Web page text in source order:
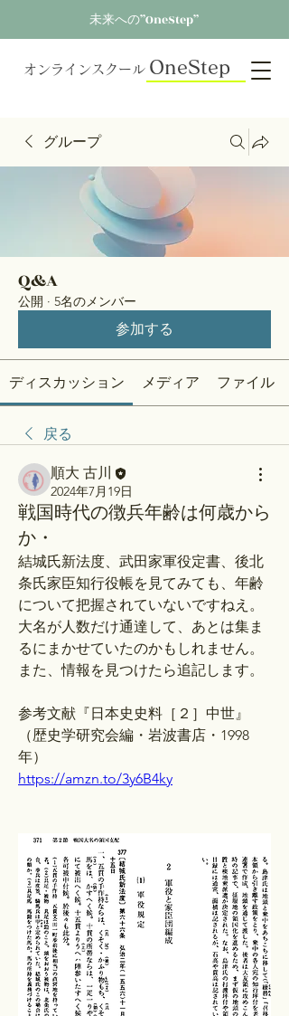
未来への”OneStep”
オンラインスクール OneStep
グループ
Q&A
公開 · 5名のメンバー
参加する
ディスカッション メディア ファイル
戻る
順大 古川
2024年7月19日
戦国時代の徴兵年齢は何歳から
か・
結城氏新法度、武田家軍役定書、後北
条氏家臣知行役帳を見てみても、年齢
について把握されていないですねえ。
大名が人数だけ通達して、あとは集ま
るにまかせていたのかもしれません。
また、情報を見つけたら追記します。
参考文献『日本史史料［２］中世』
（歴史学研究会編・岩波書店・1998
年）
https://amzn.to/3y6B4ky